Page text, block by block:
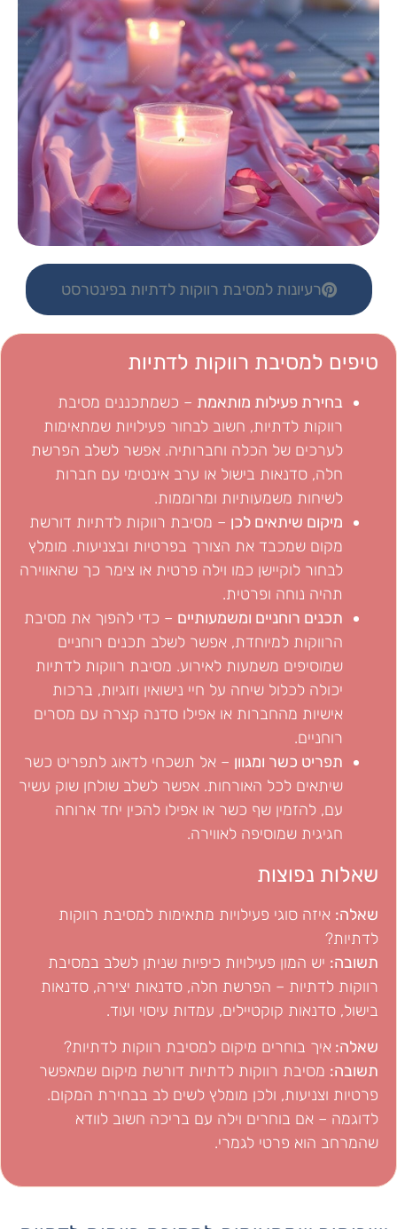
רעיונות למסיבת רווקות לדתיות בפינטרסט
טיפים למסיבת רווקות לדתיות
בחירת פעילות מותאמת – כשמתכננים מסיבת
רווקות לדתיות, חשוב לבחור פעילויות שמתאימות
לערכים של הכלה וחברותיה. אפשר לשלב הפרשת
חלה, סדנאות בישול או ערב אינטימי עם חברות
לשיחות משמעותיות ומרוממות.
מיקום שיתאים לכן – מסיבת רווקות לדתיות דורשת
מקום שמכבד את הצורך בפרטיות ובצניעות. מומלץ
לבחור לוקיישן כמו וילה פרטית או צימר כך שהאווירה
תהיה נוחה ופרטית.
תכנים רוחניים ומשמעותיים – כדי להפוך את מסיבת
הרווקות למיוחדת, אפשר לשלב תכנים רוחניים
שמוסיפים משמעות לאירוע. מסיבת רווקות לדתיות
יכולה לכלול שיחה על חיי נישואין וזוגיות, ברכות
אישיות מהחברות או אפילו סדנה קצרה עם מסרים
רוחניים.
תפריט כשר ומגוון – אל תשכחי לדאוג לתפריט כשר
שיתאים לכל האורחות. אפשר לשלב שולחן שוק עשיר
עם, להזמין שף כשר או אפילו להכין יחד ארוחה
חגיגית שמוסיפה לאווירה.
שאלות נפוצות
שאלה: איזה סוגי פעילויות מתאימות למסיבת רווקות
לדתיות?
תשובה: יש המון פעילויות כיפיות שניתן לשלב במסיבת
רווקות לדתיות – הפרשת חלה, סדנאות יצירה, סדנאות
בישול, סדנאות קוקטיילים, עמדות עיסוי ועוד.
שאלה: איך בוחרים מיקום למסיבת רווקות לדתיות?
תשובה: מסיבת רווקות לדתיות דורשת מיקום שמאפשר
פרטיות וצניעות, ולכן מומלץ לשים לב בבחירת המקום.
לדוגמה – אם בוחרים וילה עם בריכה חשוב לוודא
שהמרחב הוא פרטי לגמרי.